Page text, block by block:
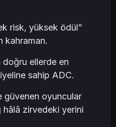
risk, yüksek ödül”
kahraman.
doğru ellerde en
sahip ADC.
güvenen oyuncular
hâlâ zirvedeki yerini